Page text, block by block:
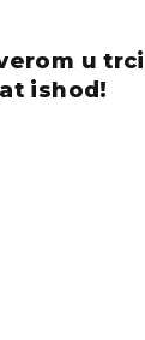
u
ishod!